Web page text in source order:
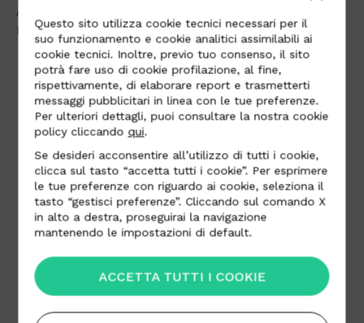
Alcantara per lo stile più romantico e femminile di
FUMIE TANAKA.
Questo sito utilizza cookie tecnici necessari per il
suo funzionamento e cookie analitici assimilabili ai
cookie tecnici. Inoltre, previo tuo consenso, il sito
potrà fare uso di cookie profilazione, al fine,
rispettivamente, di elaborare report e trasmetterti
messaggi pubblicitari in linea con le tue preferenze.
Per ulteriori dettagli, puoi consultare la nostra cookie
policy cliccando qui.
Se desideri acconsentire all’utilizzo di tutti i cookie,
clicca sul tasto “accetta tutti i cookie”. Per esprimere
le tue preferenze con riguardo ai cookie, seleziona il
tasto “gestisci preferenze”. Cliccando sul comando X
in alto a destra, proseguirai la navigazione
mantenendo le impostazioni di default.
ACCETTA TUTTI I COOKIE